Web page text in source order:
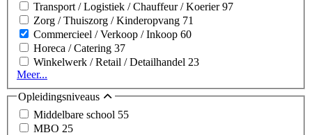
Transport / Logistiek / Chauffeur / Koerier97
Zorg / Thuiszorg / Kinderopvang 71
Commercieel / Verkoop / Inkoop 60
Horeca / Catering 37
Winkelwerk / Retail / Detailhandel 23
Meer...
Opleidingsniveaus
Middelbare school 55
MBO 25